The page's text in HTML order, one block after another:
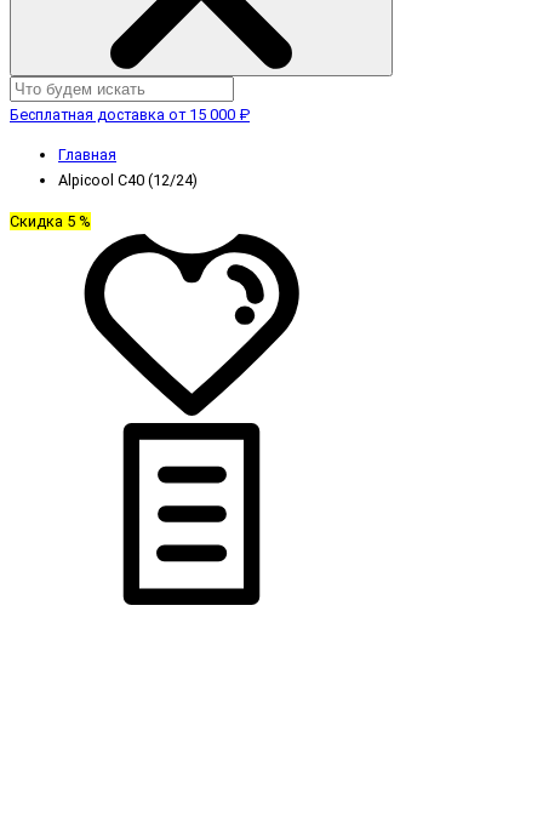
Бесплатная доставка от 15 000 ₽
Главная
Alpicool C40 (12/24)
Скидка 5 %